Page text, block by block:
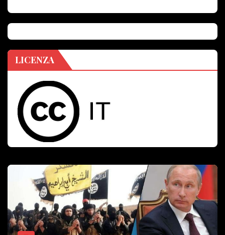
LICENZA